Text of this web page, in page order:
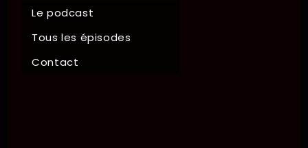
Le podcast
Tous les épisodes
Contact